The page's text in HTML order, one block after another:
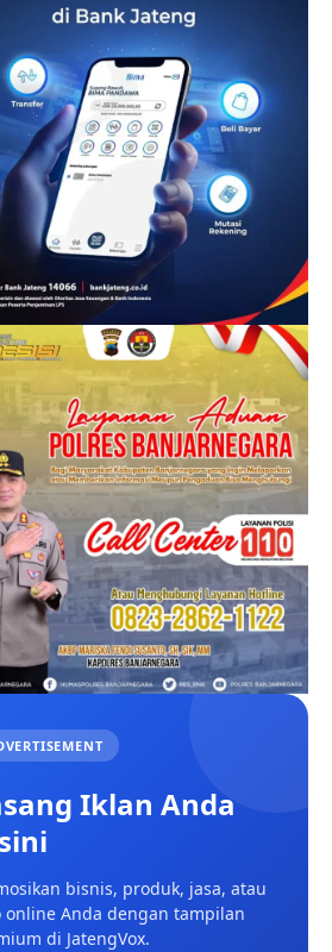
Iklan Anda
bisnis, produk, jasa, atau
online Anda dengan tampilan
di JatengVox.